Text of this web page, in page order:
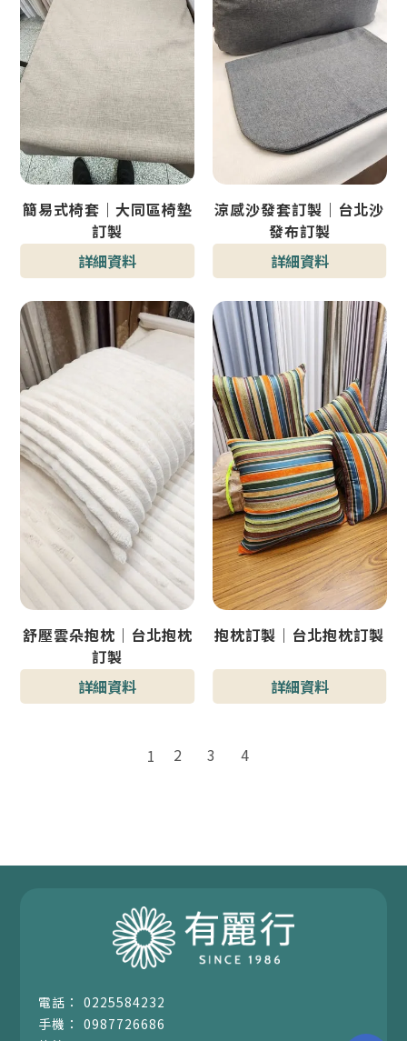
簡易式椅套｜大同區椅墊
訂製
詳細資料
涼感沙發套訂製｜台北沙
發布訂製
詳細資料
舒壓雲朵抱枕｜台北抱枕
訂製
詳細資料
抱枕訂製｜台北抱枕訂製
詳細資料
1 2 3 4
0225584232
0987726686